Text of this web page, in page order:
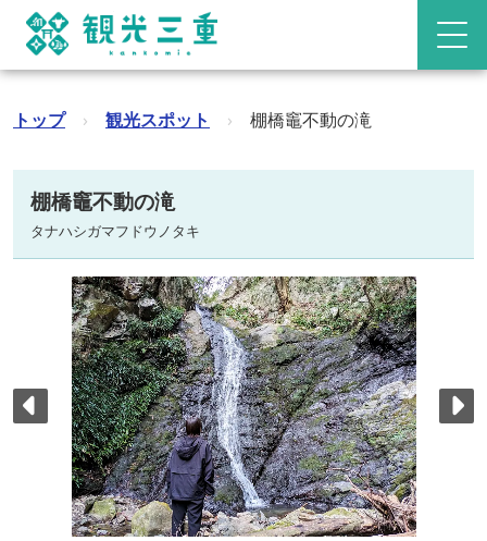
トップ › 観光スポット › 棚橋竈不動の滝
棚橋竈不動の滝
タナハシガマフドウノタキ